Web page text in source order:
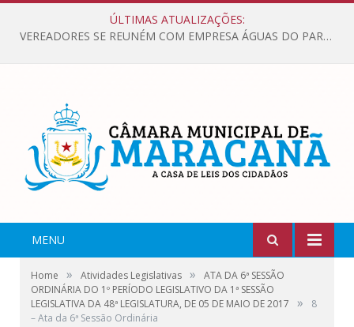
ÚLTIMAS ATUALIZAÇÕES:
VEREADORES SE REUNÉM COM EMPRESA ÁGUAS DO PARÁ, PARA APRESENTAR REIVINDICAÇÕES E MELHORIAS NA QUALIDADE DOS SERVIÇOS OFERECIDOS Á POPULAÇÃO.
MENU
Home » Atividades Legislativas »
ATA DA 6ª SESSÃO
ORDINÁRIA DO 1º PERÍODO LEGISLATIVO DA 1ª SESSÃO
LEGISLATIVA DA 48ª LEGISLATURA, DE 05 DE MAIO DE 2017
»
8
– Ata da 6ª Sessão Ordinária